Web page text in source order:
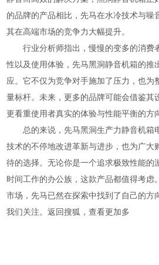
的品牌的产品相比，先马在水冷技术与噪
其在高端市场的竞争力大幅提升。
行业分析师指出，慢慢的变多的消费
性以及使用体验，先马黑洞静音机箱的推
应。它不仅为竞争对手施加了压力，也为
量标杆。未来，更多的品牌可能会借鉴其
更看重使用者真实的体验与性能平衡的方
总的来说，先马黑洞生产力静音机箱
技术的不停地改进革新与进步，也为广大
待的选择。无论你是一个追求极致性能的
时间工作的办公族，这款产品都值得考虑
市场，先马已然在探索中找到了自己的方
我们关注。返回搜狐，查看更加多